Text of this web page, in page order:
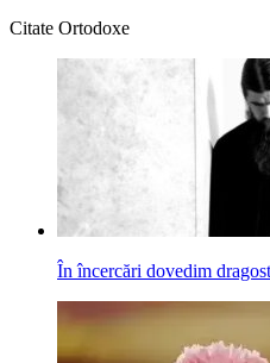
Citate Ortodoxe
În încercări dovedim